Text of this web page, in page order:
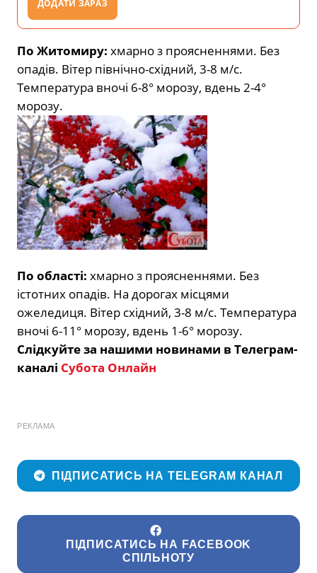
ДОДАТИ ЗАРАЗ
По Житомиру: хмарно з проясненнями. Без
опадів. Вітер північно-східний, 3-8 м/с.
Температура вночі 6-8° морозу, вдень 2-4°
морозу.
По області: хмарно з проясненнями. Без
істотних опадів. На дорогах місцями
ожеледиця. Вітер східний, 3-8 м/с. Температура
вночі 6-11° морозу, вдень 1-6° морозу.
Слідкуйте за нашими новинами в Телеграм-
каналі Субота Онлайн
РЕКЛАМА
ПІДПИСАТИСЬ НА TELEGRAM КАНАЛ
ПІДПИСАТИСЬ НА FACEBOOK
СПІЛЬНОТУ